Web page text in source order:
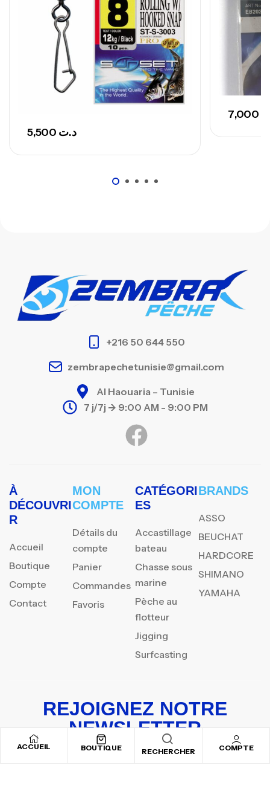
د.ت
ACCUEIL BOUTIQUE RECHERCHER COMPTE
+216 50 644 550
zembrapechetunisie@gmail.com
Al Haouaria – Tunisie
7 j/7j -> 9:00 AM - 9:00 PM
À
DÉCOUVRI
R
Accueil
Boutique
Compte
Contact
MON
COMPTE
Détails du
compte
Panier
Commandes
Favoris
CATÉGORI
ES
Accastillage
bateau
Chasse sous
marine
Pèche au
flotteur
Jigging
Surfcasting
BRANDS
ASSO
BEUCHAT
HARDCORE
SHIMANO
YAMAHA
REJOIGNEZ NOTRE
NEWSLETTER
Inscrivez-vous pour recevoir nos offres spéciales